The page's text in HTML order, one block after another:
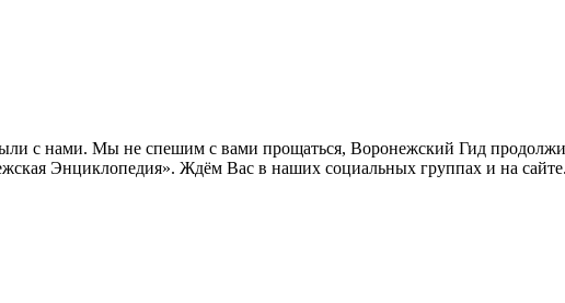
с нами. Мы не спешим с вами прощаться, Воронежский Гид
Энциклопедия». Ждём Вас в наших социальных группах и на сайте.